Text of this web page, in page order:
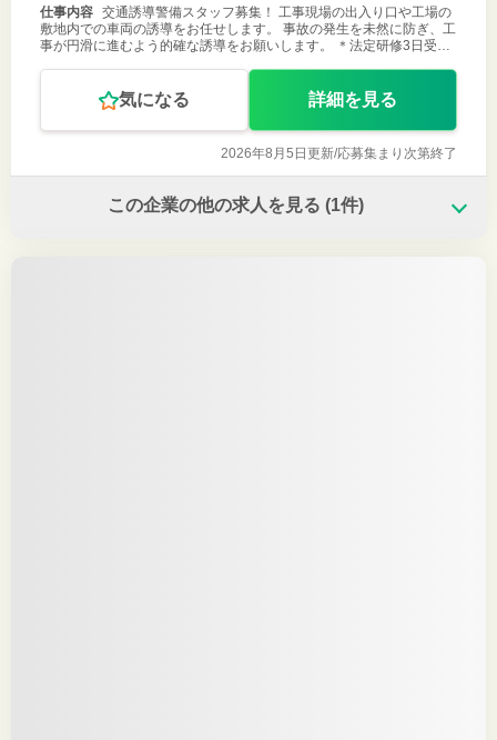
仕事内容 交通誘導警備スタッフ募集！ 工事現場の出入り口や工場の
敷地内での車両の誘導をお任せします。 事故の発生を未然に防ぎ、工
事が円滑に進むよう的確な誘導をお願いします。 ＊法定研修3日受講
気になる 詳細を見る
2026年8月5日更新/応募集まり次第終了
この企業の他の求人を見る (1件)